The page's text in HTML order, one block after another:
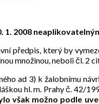
1. 2008
předpis, který by
množinou, neboli čl.
ad 3) k žalobnímu
hl. m. Prahy č. 42/
však možno podle